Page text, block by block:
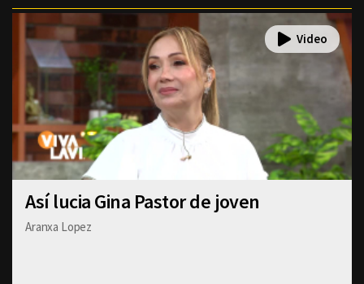
Así lucia Gina Pastor de joven
Aranxa Lopez